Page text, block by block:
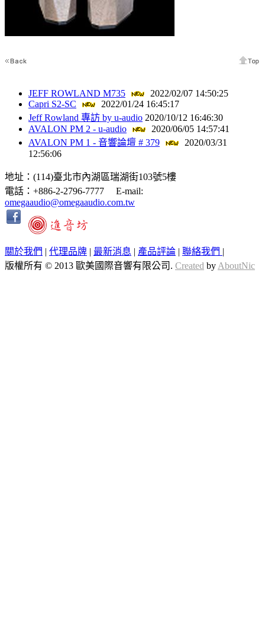
JEFF ROWLAND M735
2022/02/07 14:50:25
Capri S2-SC
2022/01/24 16:45:17
Jeff Rowland 專訪 by u-audio 2020/10/12 16:46:30
AVALON PM 2 - u-audio
2020/06/05 14:57:41
AVALON PM 1 - 音響論壇 # 379
2020/03/31
12:56:06
地址：(114)臺北市內湖區瑞湖街103號5樓
電話：+886-2-2796-7777 E-mail:
omegaaudio@omegaaudio.com.tw
關於我們 | 代理品牌 | 最新消息 | 產品評論 | 聯絡我們 |
版權所有 © 2013 歐美國際音響有限公司. Created by AboutNic